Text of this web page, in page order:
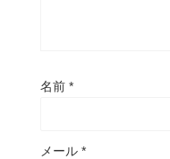
名前 *
メール *